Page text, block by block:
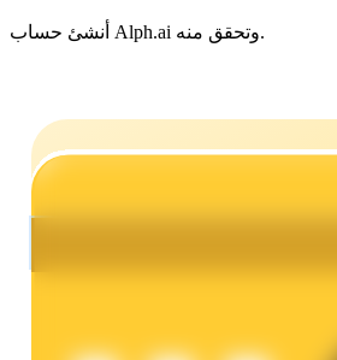
استراتيجيات التداول
تعلم كيفية البقاء مربحة
أنشئ حساب Alph.ai وتحقق منه.